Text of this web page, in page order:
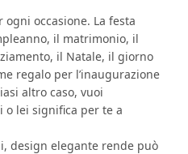
occasione. La festa
il matrimonio, il
il Natale, il giorno
regalo per l’inaugurazione
altro caso, vuoi
o lei significa per te a
design elegante rende può